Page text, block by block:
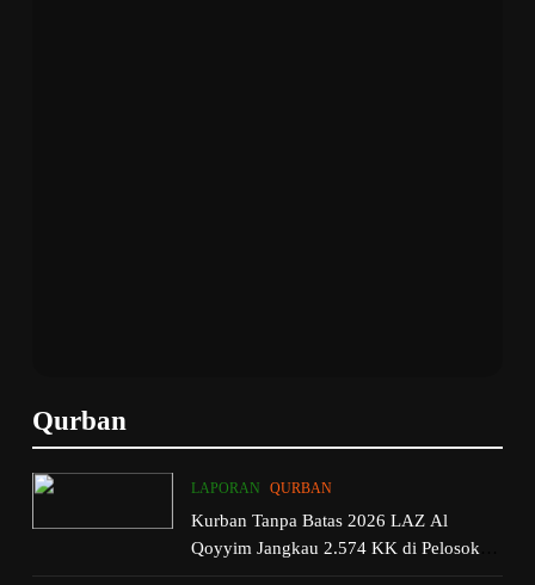
Qurban
LAPORAN QURBAN
Kurban Tanpa Batas 2026 LAZ Al
Qoyyim Jangkau 2.574 KK di Pelosok